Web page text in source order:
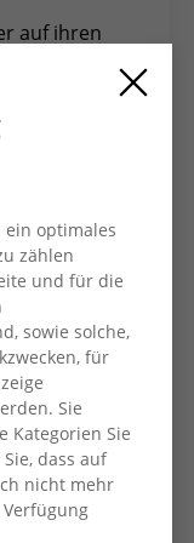
auf ihren
Gärtnerin
Ab
Eltern im
dem
Greta
aber nach
sich
Lotte
wird,
ist. Greta
Termine,
den Rücken
ein optimales
zählen
und für die
sowie solche,
für
Sie
Kategorien Sie
dass auf
nicht mehr